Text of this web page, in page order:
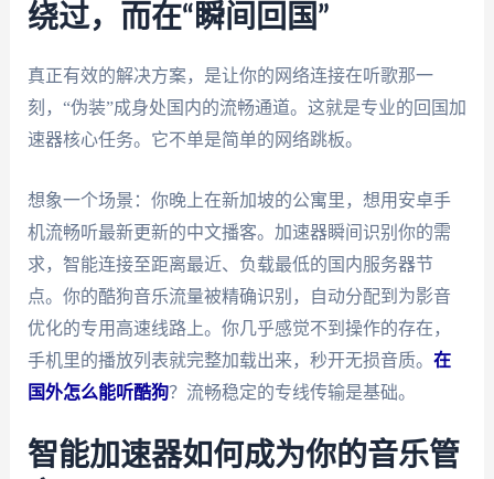
绕过，而在“瞬间回国”
真正有效的解决方案，是让你的网络连接在听歌那一
刻，“伪装”成身处国内的流畅通道。这就是专业的回国加
速器核心任务。它不单是简单的网络跳板。
想象一个场景：你晚上在新加坡的公寓里，想用安卓手
机流畅听最新更新的中文播客。加速器瞬间识别你的需
求，智能连接至距离最近、负载最低的国内服务器节
点。你的酷狗音乐流量被精确识别，自动分配到为影音
优化的专用高速线路上。你几乎感觉不到操作的存在，
手机里的播放列表就完整加载出来，秒开无损音质。 在
国外怎么能听酷狗？流畅稳定的专线传输是基础。
智能加速器如何成为你的音乐管